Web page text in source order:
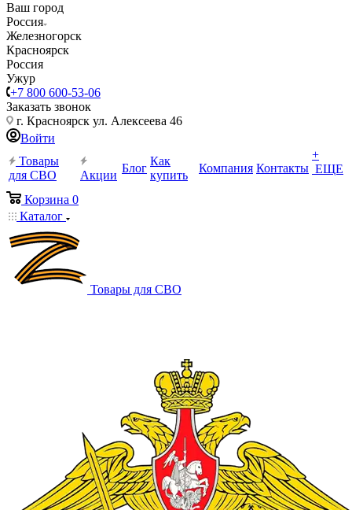
Ваш город
Россия
Железногорск
Красноярск
Россия
Ужур
+7 800 600-53-06
Заказать звонок
г. Красноярск ул. Алексеева 46
Войти
Товары
для СВО
Акции
Блог
Как
купить
Компания Контакты
+
ЕЩЕ
Корзина 0
Каталог
Товары для СВО